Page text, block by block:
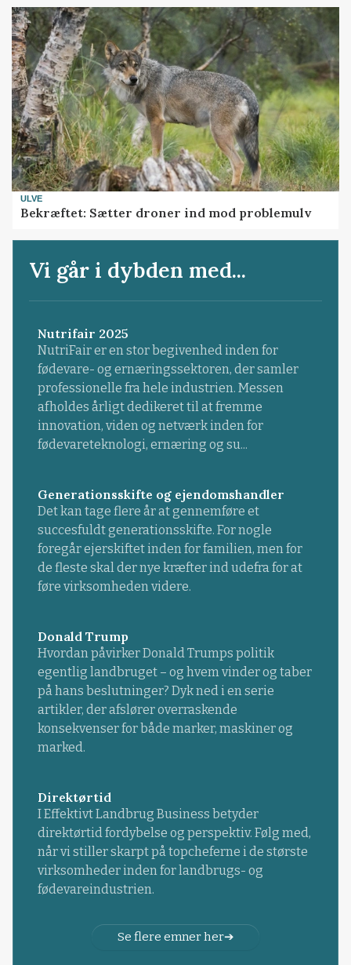
ULVE
Bekræftet: Sætter droner ind mod problemulv
Vi går i dybden med...
Nutrifair 2025
NutriFair er en stor begivenhed inden for
fødevare- og ernæringssektoren, der samler
professionelle fra hele industrien. Messen
afholdes årligt dedikeret til at fremme
innovation, viden og netværk inden for
fødevareteknologi, ernæring og su...
Generationsskifte og ejendomshandler
Det kan tage flere år at gennemføre et
succesfuldt generationsskifte. For nogle
foregår ejerskiftet inden for familien, men for
de fleste skal der nye kræfter ind udefra for at
føre virksomheden videre.
Donald Trump
Hvordan påvirker Donald Trumps politik
egentlig landbruget – og hvem vinder og taber
på hans beslutninger? Dyk ned i en serie
artikler, der afslører overraskende
konsekvenser for både marker, maskiner og
marked.
Direktørtid
I Effektivt Landbrug Business betyder
direktørtid fordybelse og perspektiv. Følg med,
når vi stiller skarpt på topcheferne i de største
virksomheder inden for landbrugs- og
fødevareindustrien.
Se flere emner her